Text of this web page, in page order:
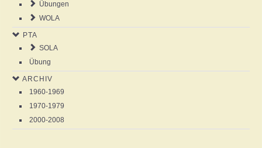
Übungen
WOLA
PTA
SOLA
Übung
ARCHIV
1960-1969
1970-1979
2000-2008